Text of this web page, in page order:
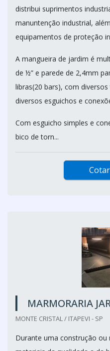
distribui suprimentos
manuntenção industrial,
equipamentos de proteção
A mangueira de jardim é
de ½” e parede de 2,4mm
libras(20 bars), com
diversos esguichos e
Com esguicho simples e
bico de torn...
MARMORARIA
MONTE CRISTAL / ITAPEVI - SP
Durante uma construção